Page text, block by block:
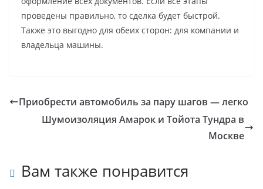
проведены правильно, то сделка будет быстрой.
Также это выгодно для обеих сторон: для компании и
владельца машины.
Приобрести автомобиль за пару шагов — легко
Шумоизоляция Амарок и Тойота Тундра в
Москве
Вам также понравится